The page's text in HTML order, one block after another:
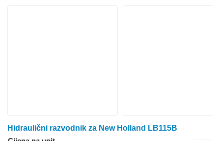
Hidraulični razvodnik za New Holland LB115B